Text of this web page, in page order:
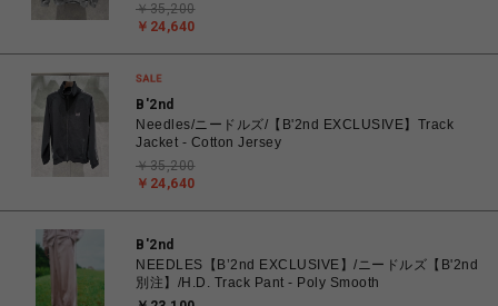
￥24,640
￥35,200
B'2nd
Needles/ニードルズ/【B'2nd EXCLUSIVE】Track
Jacket - Cotton Jersey
￥24,640
￥35,200
B'2nd
NEEDLES【B’2nd EXCLUSIVE】/ニードルズ【B'2nd
別注】/H.D. Track Pant - Poly Smooth